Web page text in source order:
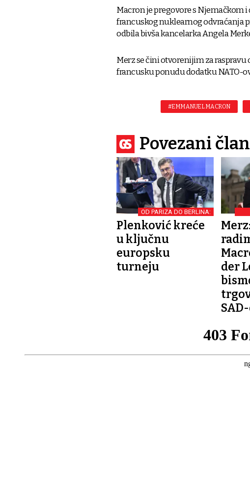
Macron je pregovore s Njemačkom
francuskog nuklearnog odvraćanja
odbila bivša kancelarka Angela
Merz se čini otvorenijim za
francusku ponudu dodatku NATO-
#EMMANUEL MACRON
Povezani
OD PARIZA DO BERLINA:
Plenković kreće
u ključnu
europsku
turneju
der